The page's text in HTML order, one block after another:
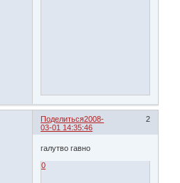
Поделиться 2
2008-
03-01 14:35:46
галутво гавно
0